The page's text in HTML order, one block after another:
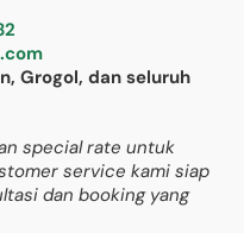
Grogol, dan seluruh
special rate untuk
service kami siap
dan booking yang